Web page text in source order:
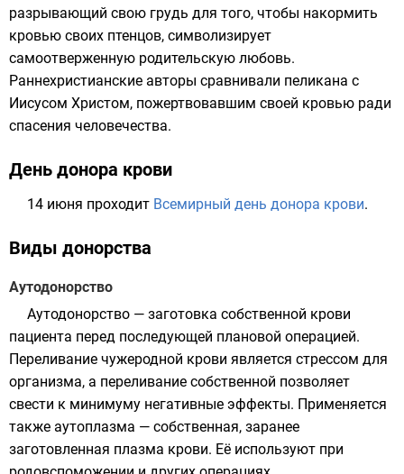
разрывающий свою грудь для того, чтобы накормить
кровью своих птенцов, символизирует
самоотверженную родительскую любовь.
Раннехристианские авторы сравнивали пеликана с
Иисусом Христом, пожертвовавшим своей кровью ради
спасения человечества.
День донора крови
14 июня проходит Всемирный день донора крови.
Виды донорства
Аутодонорство
Аутодонорство — заготовка собственной крови
пациента перед последующей плановой операцией.
Переливание чужеродной крови является стрессом для
организма, а переливание собственной позволяет
свести к минимуму негативные эффекты. Применяется
также аутоплазма — собственная, заранее
заготовленная плазма крови. Её используют при